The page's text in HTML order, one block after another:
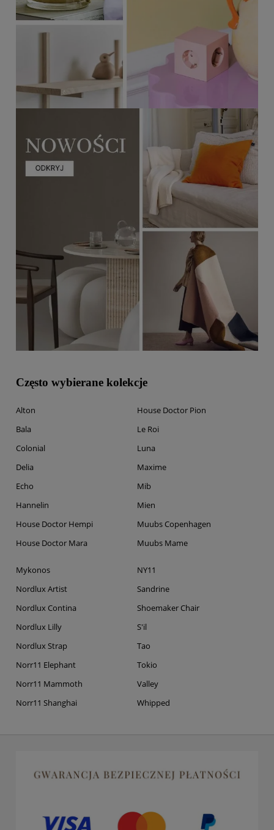
Często wybierane kolekcje
Alton
Bala
Colonial
Delia
Echo
Hannelin
House Doctor Hempi
House Doctor Mara
House Doctor Pion
Le Roi
Luna
Maxime
Mib
Mien
Muubs Copenhagen
Muubs Mame
Mykonos
Nordlux Artist
Nordlux Contina
Nordlux Lilly
Nordlux Strap
Norr11 Elephant
Norr11 Mammoth
Norr11 Shanghai
NY11
Sandrine
Shoemaker Chair
S'il
Tao
Tokio
Valley
Whipped